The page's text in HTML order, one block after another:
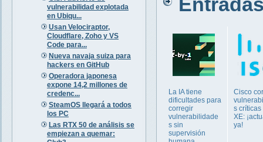
vulnerabilidad explotada
en Ubiqu...
Usan Velociraptor,
Cloudflare, Zoho y VS
Code para...
Nueva navaja suiza para
hackers en GitHub
Operadora japonesa
expone 14,2 millones de
credenc...
SteamOS llegará a todos
los PC
Las RTX 50 de análisis se
empiezan a quemar:
La IA tiene
dificultades para
corregir
vulnerabilidade
s sin
supervisión
Cisco
s críticas
XE:
ya!